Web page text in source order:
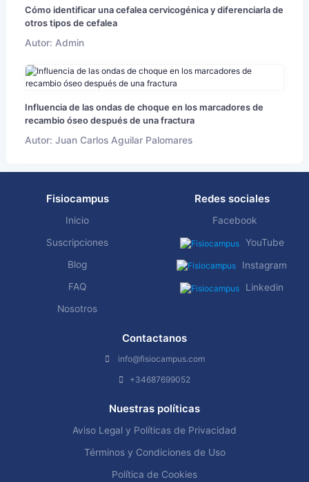
Cómo identificar una cefalea cervicogénica y diferenciarla de
otros tipos de cefalea
Autor: Admin
Influencia de las ondas de choque en los marcadores de
recambio óseo después de una fractura
Autor: Juan Carlos Aguilar Palomares
Fisiocampus
Inicio
Suscripciones
Blog
FAQ
Nosotros
Redes sociales
Facebook
YouTube
Instagram
Linkedin
Contactanos
info@fisiocampus.com
+34687699052
Nuestras políticas
Aviso Legal y Políticas de Privacidad
Términos y Condiciones de Uso
Política de Cookies